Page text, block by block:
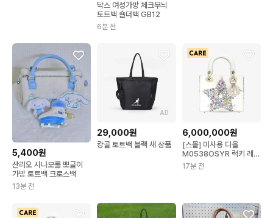
닥스 여성가방 체크무늬
토트백 숄더백 GB12
6분 전
5,400원
산리오 시나모롤 뽀글이
가방 토트백 크로스백
13분 전
AD
29,000원
캉골 토트백 블랙 새 상품
6,000,000원
[스몰] 미사용 디올
M0538OSYR 럭키 레이
디 디올 토트백
B1226C321
17분 전